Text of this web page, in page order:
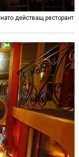
действащ ресторант